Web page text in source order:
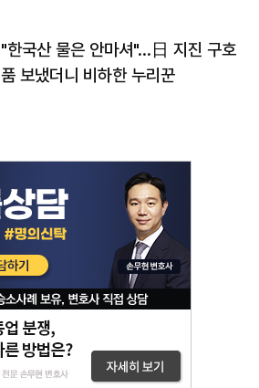
"한국산 물은 안마셔"…日 지진 구호
품 보냈더니 비하한 누리꾼